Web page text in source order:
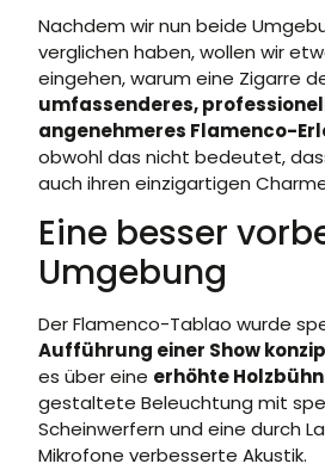
Nachdem wir nun beide
verglichen haben, wollen wir
eingehen, warum eine Zigarre
umfassenderes,
angenehmeres Flamenco-
obwohl das nicht bedeutet,
auch ihren einzigartigen
Eine besser
Umgebung
Der Flamenco-Tablao wurde
Aufführung einer Show
es über eine erhöhte
gestaltete Beleuchtung mit
Scheinwerfern und eine durch
Mikrofone verbesserte Akustik.